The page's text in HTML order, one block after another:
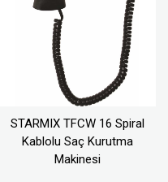
STARMIX TFCW 16 Spiral
Kablolu Saç Kurutma
Makinesi